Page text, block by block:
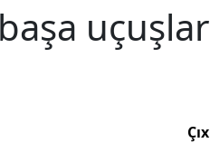
uçuşlar